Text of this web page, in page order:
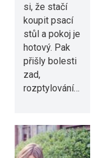
si, že stačí
koupit psací
stůl a pokoj je
hotový. Pak
přišly bolesti
zad,
rozptylování…